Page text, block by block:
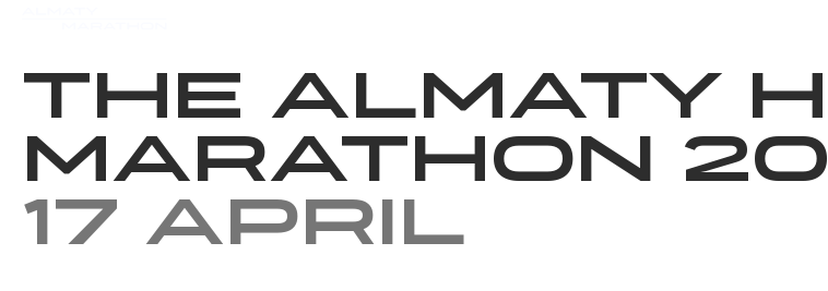
The Almaty
Marathon
17 April